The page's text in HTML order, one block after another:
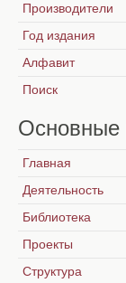
Производители
Год издания
Алфавит
Поиск
Основные
Главная
Деятельность
Библиотека
Проекты
Структура